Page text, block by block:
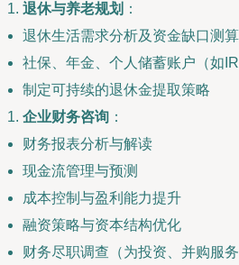
退休与养老规划 ：
退休生活需求分析及资金缺口测算
社保、年金、个人储蓄账户（如
制定可持续的退休金提取策略
企业财务咨询 ：
财务报表分析与解读
现金流管理与预测
成本控制与盈利能力提升
融资策略与资本结构优化
财务尽职调查（为投资、并购服务